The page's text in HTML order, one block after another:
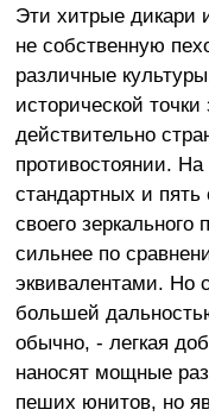
Эти хитрые дикари
не собственную
различные
исторической
действительно
противостоянии.
стандартных и
своего
сильнее по
эквивалентами. Но
большей
обычно, - легкая
наносят мощные
пеших юнитов, но